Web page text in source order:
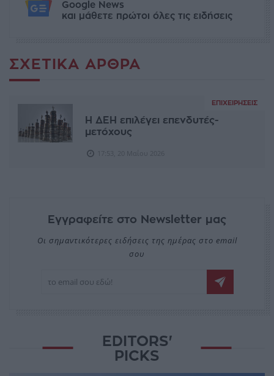
Google News
και μάθετε πρώτοι όλες τις ειδήσεις
ΣΧΕΤΙΚΆ ΆΡΘΡΑ
ΕΠΙΧΕΙΡΉΣΕΙΣ
Η ΔΕΗ επιλέγει επενδυτές-
μετόχους
Εγγραφείτε στο Newsletter μας
Οι σημαντικότερες ειδήσεις της ημέρας στο email
σου
EDITORS'
PICKS